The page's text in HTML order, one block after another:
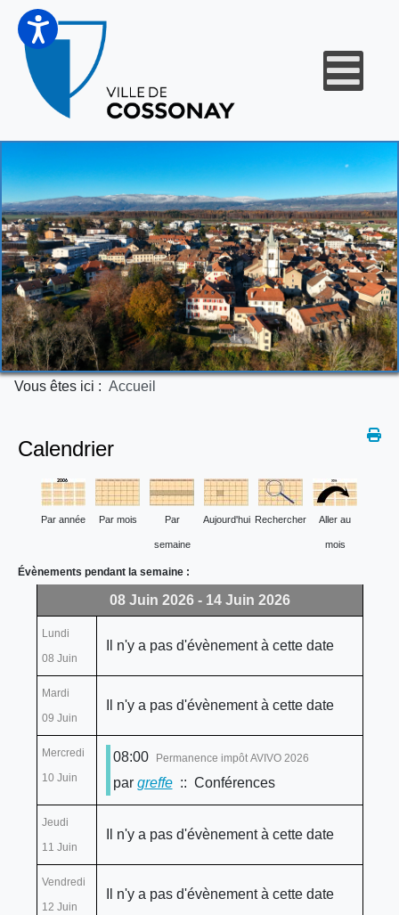
Vous êtes ici : Accueil
Calendrier
Par année Par mois Par
semaine
Aujourd'hui Rechercher Aller au
mois
Évènements pendant la semaine :
08 Juin 2026 - 14 Juin 2026
Lundi
08 Juin
Il n'y a pas d'évènement à cette date
Mardi
09 Juin
Il n'y a pas d'évènement à cette date
Mercredi
10 Juin
08:00 Permanence impôt AVIVO 2026
par greffe:: Conférences
Jeudi
11 Juin
Il n'y a pas d'évènement à cette date
Vendredi
12 Juin
Il n'y a pas d'évènement à cette date